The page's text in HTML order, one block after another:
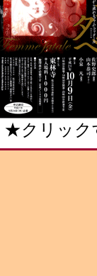
★クリック